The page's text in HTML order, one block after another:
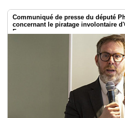
Communiqué de presse du député
concernant le piratage involontaire
Face